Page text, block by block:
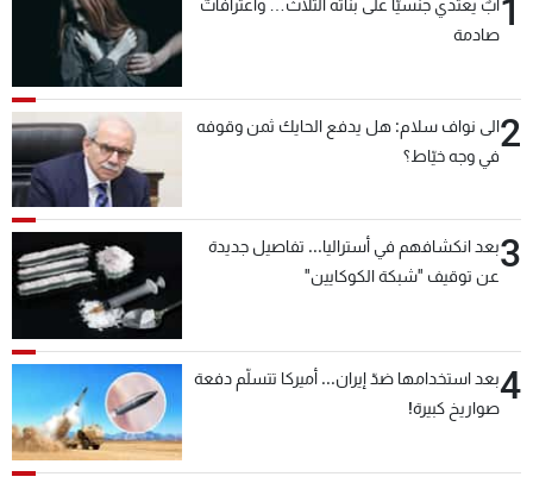
1أبٌ يعتدي جنسيّاً على بناته الثلاث… واعترافاتٌ
صادمة
2الى نواف سلام: هل يدفع الحايك ثمن وقوفه
في وجه خيّاط؟
3بعد انكشافهم في أستراليا... تفاصيل جديدة
عن توقيف "شبكة الكوكايين"
4بعد استخدامها ضدّ إيران... أميركا تتسلّم دفعة
صواريخ كبيرة!